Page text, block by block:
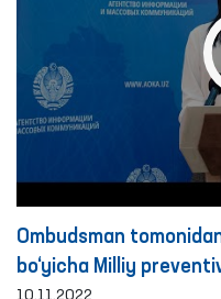
Ombudsman
bo‘yicha Milliy
10.11.2022